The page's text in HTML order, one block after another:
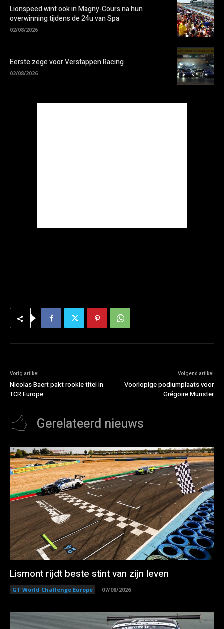
Lionspeed wint ook in Magny-Cours na hun
overwinning tijdens de 24u van Spa
02/08/2026
Eerste zege voor Verstappen Racing
02/08/2026
Vorig artikel
Nicolas Baert pakt rookie titel in
TCR Europe
Volgend artikel
Voorlopige podiumplaats voor
Grégoire Munster
Gerelateerd nieuws
Lismont rijdt beste stint van zijn leven
GT World Challenge Europe 07/08/2026